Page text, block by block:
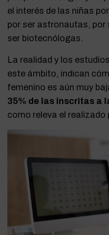
el interés de las niñas
por ser astronautas,
ser biotecnólogas.
La realidad y los
este ámbito, indican
femenino es aún muy
35% de las inscritas a
como releva el realizado